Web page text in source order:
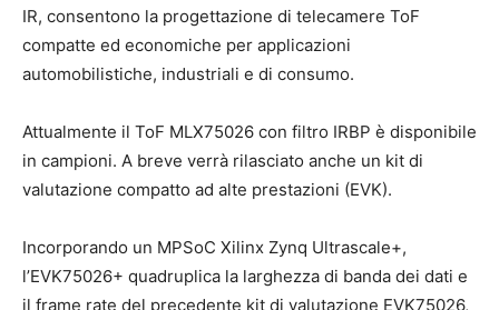
IR, consentono la progettazione di telecamere ToF
compatte ed economiche per applicazioni
automobilistiche, industriali e di consumo.
Attualmente il ToF MLX75026 con filtro IRBP è disponibile
in campioni. A breve verrà rilasciato anche un kit di
valutazione compatto ad alte prestazioni (EVK).
Incorporando un MPSoC Xilinx Zynq Ultrascale+,
l’EVK75026+ quadruplica la larghezza di banda dei dati e
il frame rate del precedente kit di valutazione EVK75026,